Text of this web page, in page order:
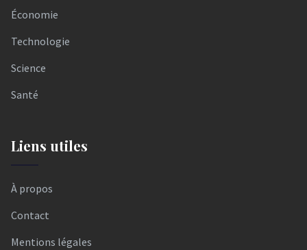
Économie
Technologie
Science
Santé
Liens utiles
À propos
Contact
Mentions légales